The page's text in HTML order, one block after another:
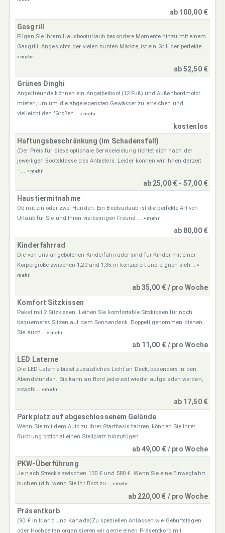
ab 100,00 €
Gasgrill
Fügen Sie Ihrem Hausbooturlaub besondere Momente hinzu mit einem
Gasgrill. Angesichts der vielen bunten Märkte, ist ein Grill der perfekte...
» mehr
ab 52,50 €
Grünes Dinghi
Angelfreunde können ein Angelbeiboot (12 Fuß) und Außenbordmotor
mieten, um um die abgelegensten Gewässer zu erreichen und
vielleicht den "Großen... » mehr
kostenlos
Haftungsbeschränkung (im Schadensfall)
(Der Preis für diese optionale Serviceleistung richtet sich nach der
jeweiligen Bootsklasse des Anbieters. Leider können wir Ihnen derzeit
–... » mehr
ab 25,00 € - 57,00 €
Haustiermitnahme
Ob mit ein oder zwei Hunden: Ein Bootsurlaub ist die perfekte Art von
Urlaub für Sie und Ihren vierbeinigen Freund....» mehr
ab 80,00 €
Kinderfahrrad
Die von uns angebotenen Kinderfahrräder sind für Kinder mit einer
Körpergröße zwischen 1,20 und 1,35 m konzipiert und eignen sich... »
mehr
ab 35,00 € / pro Woche
Komfort Sitzkissen
Paket mit 2 Sitzkissen. Leihen Sie komfortable Sitzkissen für noch
bequemeres Sitzen auf dem Sonnendeck. Doppelt genommen dienen
Sie auch...» mehr
ab 11,00 € / pro Woche
LED Laterne
Die LED-Laterne bietet zusätzliches Licht an Deck, besonders in den
Abendstunden. Sie kann an Bord jederzeit wieder aufgeladen werden,
sowohl...» mehr
ab 17,50 €
Parkplatz auf abgeschlossenem Gelände
Wenn Sie mit dem Auto zu Ihrer Startbasis fahren, können Sie Ihrer
Buchung optional einen Stellplatz hinzufügen.
ab 49,00 € / pro Woche
PKW-Überführung
Je nach Strecke zwischen 130 € und 580 €. Wenn Sie eine Einwegfahrt
buchen (d.h. wenn Sie Ihr Boot zu... » mehr
ab 220,00 € / pro Woche
Präsentkorb
(90 € in Irland und Kanada)Zu speziellen Anlässen wie Geburtstagen
oder Hochzeiten organisieren wir gerne einen Präsentkorb mit